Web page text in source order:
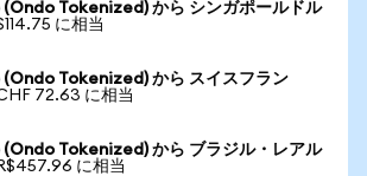
Tokenized) から シンガポールドル
に相当
Tokenized) から スイスフラン
72.63 に相当
Tokenized) から ブラジル・レアル
に相当